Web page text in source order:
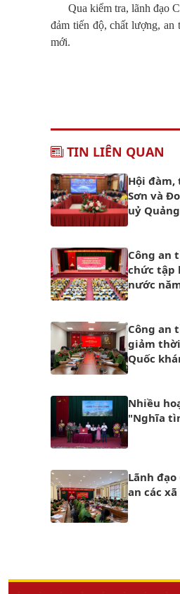
Qua kiểm tra, lãnh đạo
đảm tiến độ, chất lượng, an
mới.
TIN LIÊN QUAN
Hội đàm,
Sơn và
uỷ
Công an
chức tập
nước
Công an
giảm
Quốc
Nhiều
"Nghĩa
Lãnh
an các